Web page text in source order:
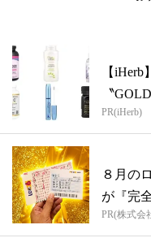
【
〝
PR(iHerb)
８月の
が『完
PR(株式会